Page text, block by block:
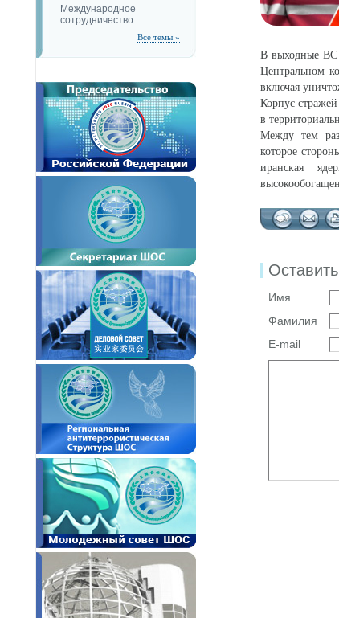
Международное
сотрудничество
Все темы »
В выходные ВС
Центральном
включая
Корпус
в
Между тем
которое
иранская
Имя
Фамилия
E-mail